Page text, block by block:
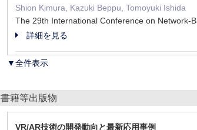
Shion Kimura, Kazuki Beppu, Tomoyuki Ishida
The 29th International Conference on
詳細を見る
▼全件表示
書籍等出版物
VR/AR技術の開発動向と最新応用事例